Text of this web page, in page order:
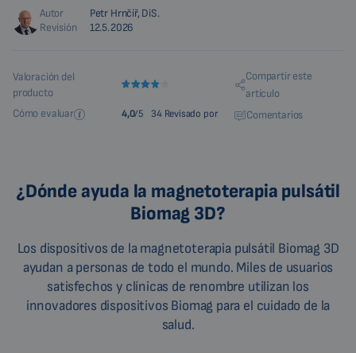
Autor
Petr Hrnčíř, DiS.
Revisión
12.5.2026
Valoración del
producto
Cómo evaluar
4,0/5 34 Revisado por
Compartir este
artículo
Comentarios
¿Dónde ayuda la magnetoterapia pulsátil
Biomag 3D?
Los dispositivos de la magnetoterapia pulsátil Biomag 3D
ayudan a personas de todo el mundo. Miles de usuarios
satisfechos y clínicas de renombre utilizan los
innovadores dispositivos Biomag para el cuidado de la
salud.